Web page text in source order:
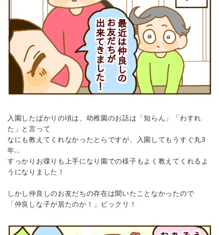
入園したばかりの頃は、幼稚園のお話は「知らん」「わすれ
た」と言って
なにも教えてくれなかったとらですが、入園してもうすぐ丸3
年…
すっかりお喋りも上手になり園での様子もよく教えてくれるよ
うになりました！
しかし仲良しのお友だちの存在は聞いたことなかったので
「仲良しな子が居たのか！」ビックリ！